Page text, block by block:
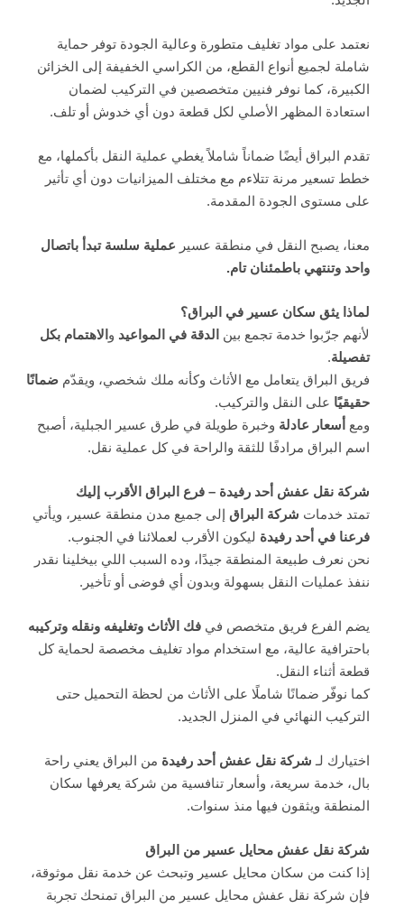
نعتمد على مواد تغليف متطورة وعالية الجودة توفر حماية
شاملة لجميع أنواع القطع، من الكراسي الخفيفة إلى الخزائن
الكبيرة، كما نوفر فنيين متخصصين في التركيب لضمان
استعادة المظهر الأصلي لكل قطعة دون أي خدوش أو تلف.
تقدم البراق أيضًا ضماناً شاملاً يغطي عملية النقل بأكملها، مع
خطط تسعير مرنة تتلاءم مع مختلف الميزانيات دون أي تأثير
على مستوى الجودة المقدمة.
معنا، يصبح النقل في منطقة عسير عملية سلسة تبدأ باتصال
واحد وتنتهي باطمئنان تام.
لماذا يثق سكان عسير في البراق؟
لأنهم جرّبوا خدمة تجمع بين الدقة في المواعيد و الاهتمام بكل
تفصيلة.
فريق البراق يتعامل مع الأثاث وكأنه ملك شخصي، ويقدّمضمانًا
حقيقيًا على النقل والتركيب.
ومع أسعار عادلة وخبرة طويلة في طرق عسير الجبلية، أصبح
اسم البراق مرادفًا للثقة والراحة في كل عملية نقل.
شركة نقل عفش أحد رفيدة – فرع البراق الأقرب إليك
تمتد خدمات شركة البراق إلى جميع مدن منطقة عسير، ويأتي
فرعنا في أحد رفيدة ليكون الأقرب لعملائنا في الجنوب.
نحن نعرف طبيعة المنطقة جيدًا، وده السبب اللي بيخلينا نقدر
ننفذ عمليات النقل بسهولة وبدون أي فوضى أو تأخير.
يضم الفرع فريق متخصص فيفك الأثاث وتغليفه ونقله وتركيبه
باحترافية عالية، مع استخدام مواد تغليف مخصصة لحماية كل
قطعة أثناء النقل.
كما نوفّر ضمانًا شاملًا على الأثاث من لحظة التحميل حتى
التركيب النهائي في المنزل الجديد.
اختيارك لـ شركة نقل عفش أحد رفيدة من البراق يعني راحة
بال، خدمة سريعة، وأسعار تنافسية من شركة يعرفها سكان
المنطقة ويثقون فيها منذ سنوات.
شركة نقل عفش محايل عسير من البراق
إذا كنت من سكان محايل عسير وتبحث عن خدمة نقل موثوقة،
فإن شركة نقل عفش محايل عسير من البراق تمنحك تجربة